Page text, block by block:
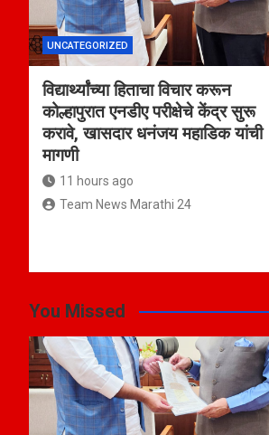
UNCATEGORIZED
विद्यार्थ्यांच्या हिताचा विचार करून
कोल्हापुरात एनडीए परीक्षेचे केंद्र सुरू
करावे, खासदार धनंजय महाडिक यांची
मागणी
11 hours ago
Team News Marathi 24
You Missed